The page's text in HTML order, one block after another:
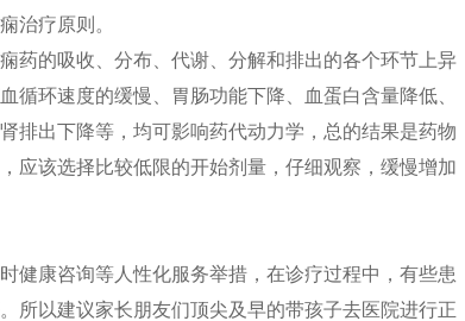
治疗原则。
药的吸收、分布、代谢、分解和排出的各个环节上异
循环速度的缓慢、胃肠功能下降、血蛋白含量降低、
排出下降等，均可影响药代动力学，总的结果是药物
应该选择比较低限的开始剂量，仔细观察，缓慢增加
康咨询等人性化服务举措，在诊疗过程中，有些患
所以建议家长朋友们顶尖及早的带孩子去医院进行正